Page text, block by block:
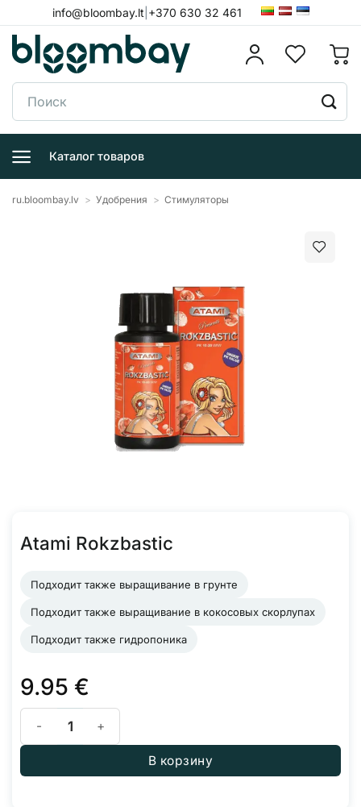
to
content
info@bloombay.lt +370 630 32 461
Поиск:
Каталог товаров
ru.bloombay.lv > Удобрения > Стимуляторы
Atami Rokzbastic
Подходит также выращивание в грунте
Подходит также выращивание в кокосовых скорлупах
Подходит также гидропоника
9.95 €
Количество товара Atami Rokzbastic
В корзину